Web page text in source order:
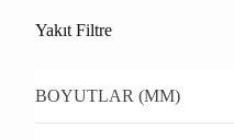
Yakıt Filtre
BOYUTLAR (MM)